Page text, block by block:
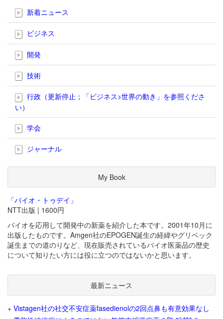
新着ニュース
ビジネス
開発
技術
行政（更新停止；「ビジネス>世界の動き」を参照くださ
い）
学会
ジャーナル
My Book
「バイオ・トゥデイ」
NTT出版 | 1600円
バイオを応用して開発中の新薬を紹介した本です。2001年10月に
出版したものです。Amgen社のEPOGEN誕生の経緯やグリベック
誕生までの道のりなど、現在販売されているバイオ医薬品の歴史
について知りたい方には役に立つのではないかと思います。
最新ニュース
+ Vistagen社の社交不安症薬fasedienolの2回点鼻も有意効果なし